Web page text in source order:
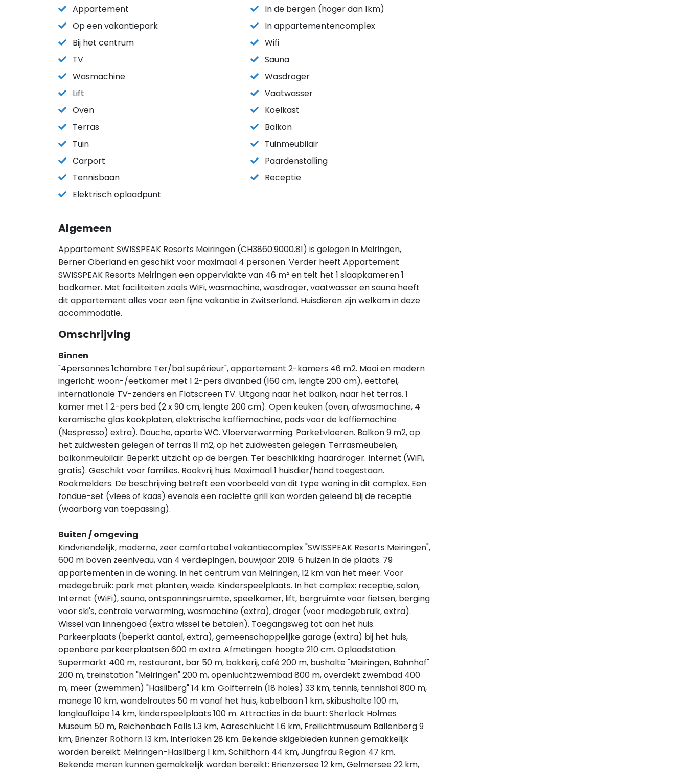
Appartement
In de bergen (hoger dan 1km)
Op een vakantiepark
In appartementencomplex
Bij het centrum
Wifi
TV
Sauna
Wasmachine
Wasdroger
Lift
Vaatwasser
Oven
Koelkast
Terras
Balkon
Tuin
Tuinmeubilair
Carport
Paardenstalling
Tennisbaan
Receptie
Elektrisch oplaadpunt
Algemeen
Appartement SWISSPEAK Resorts Meiringen (CH3860.9000.81) is gelegen in Meiringen,
Berner Oberland en geschikt voor maximaal 4 personen. Verder heeft Appartement
SWISSPEAK Resorts Meiringen een oppervlakte van 46 m² en telt het 1 slaapkameren 1
badkamer. Met faciliteiten zoals WiFi, wasmachine, wasdroger, vaatwasser en sauna heeft
dit appartement alles voor een fijne vakantie in Zwitserland. Huisdieren zijn welkom in deze
accommodatie.
Omschrijving
Binnen
"4personnes 1chambre Ter/bal supérieur", appartement 2-kamers 46 m2. Mooi en modern
ingericht: woon-/eetkamer met 1 2-pers divanbed (160 cm, lengte 200 cm), eettafel,
internationale TV-zenders en Flatscreen TV. Uitgang naar het balkon, naar het terras. 1
kamer met 1 2-pers bed (2 x 90 cm, lengte 200 cm). Open keuken (oven, afwasmachine, 4
keramische glas kookplaten, elektrische koffiemachine, pads voor de koffiemachine
(Nespresso) extra). Douche, aparte WC. Vloerverwarming. Parketvloeren. Balkon 9 m2, op
het zuidwesten gelegen of terras 11 m2, op het zuidwesten gelegen. Terrasmeubelen,
balkonmeubilair. Beperkt uitzicht op de bergen. Ter beschikking: haardroger. Internet (WiFi,
gratis). Geschikt voor families. Rookvrij huis. Maximaal 1 huisdier/hond toegestaan.
Rookmelders. De beschrijving betreft een voorbeeld van dit type woning in dit complex. Een
fondue-set (vlees of kaas) evenals een raclette grill kan worden geleend bij de receptie
(waarborg van toepassing).
Buiten / omgeving
Kindvriendelijk, moderne, zeer comfortabel vakantiecomplex "SWISSPEAK Resorts Meiringen",
600 m boven zeeniveau, van 4 verdiepingen, bouwjaar 2019. 6 huizen in de plaats. 79
appartementen in de woning. In het centrum van Meiringen, 12 km van het meer. Voor
medegebruik: park met planten, weide. Kinderspeelplaats. In het complex: receptie, salon,
Internet (WiFi), sauna, ontspanningsruimte, speelkamer, lift, bergruimte voor fietsen, berging
voor ski's, centrale verwarming, wasmachine (extra), droger (voor medegebruik, extra).
Wissel van linnengoed (extra wissel te betalen). Toegangsweg tot aan het huis.
Parkeerplaats (beperkt aantal, extra), gemeenschappelijke garage (extra) bij het huis,
openbare parkeerplaatsen 600 m extra. Afmetingen: hoogte 210 cm. Oplaadstation.
Supermarkt 400 m, restaurant, bar 50 m, bakkerij, café 200 m, bushalte "Meiringen, Bahnhof"
200 m, treinstation "Meiringen" 200 m, openluchtzwembad 800 m, overdekt zwembad 400
m, meer (zwemmen) "Hasliberg" 14 km. Golfterrein (18 holes) 33 km, tennis, tennishal 800 m,
manege 10 km, wandelroutes 50 m vanaf het huis, kabelbaan 1 km, skibushalte 100 m,
langlaufloipe 14 km, kinderspeelplaats 100 m. Attracties in de buurt: Sherlock Holmes
Museum 50 m, Reichenbach Falls 1.3 km, Aareschlucht 1.6 km, Freilichtmuseum Ballenberg 9
km, Brienzer Rothorn 13 km, Interlaken 28 km. Bekende skigebieden kunnen gemakkelijk
worden bereikt: Meiringen-Hasliberg 1 km, Schilthorn 44 km, Jungfrau Region 47 km.
Bekende meren kunnen gemakkelijk worden bereikt: Brienzersee 12 km, Gelmersee 22 km,